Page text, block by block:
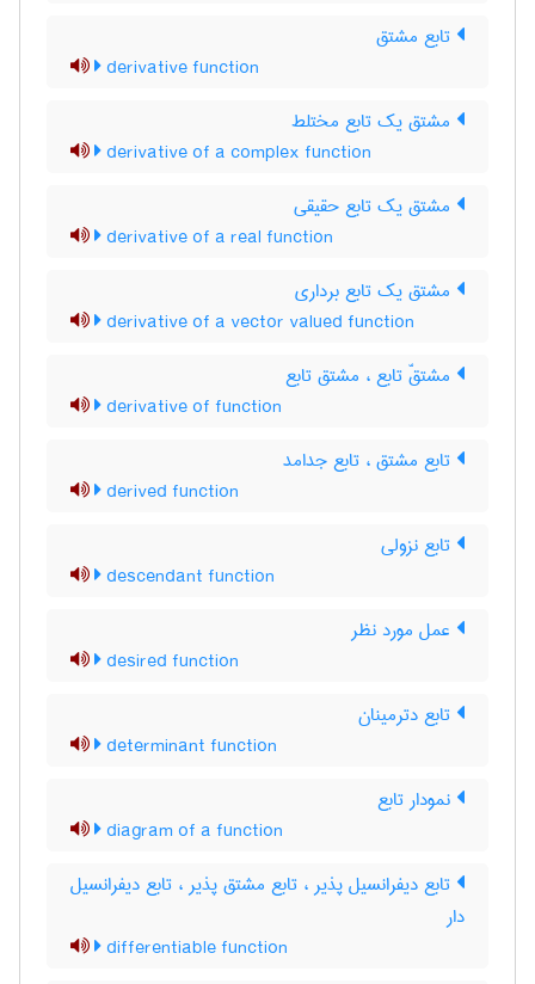
تابع مشتق
derivative function
مشتق یک تابع مختلط
derivative of a complex function
مشتق یک تابع حقیقی
derivative of a real function
مشتق یک تابع برداری
derivative of a vector valued function
مشتقّ تابع ، مشتق تابع
derivative of function
تابع مشتق ، تابع جدامد
derived function
تابع نزولی
descendant function
عمل مورد نظر
desired function
تابع دترمینان
determinant function
نمودار تابع
diagram of a function
تابع دیفرانسیل پذیر ، تابع مشتق پذیر ، تابع دیفرانسیل
دار
differentiable function